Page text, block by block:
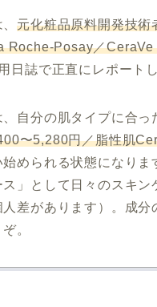
、元化粧品原料開発技術
Roche-Posay／
日誌で正直にレポートし
自分の肌タイプに合っ
〜5,280円／脂性肌
められる状態になり
」として日々のスキ
人差があります）。成
。